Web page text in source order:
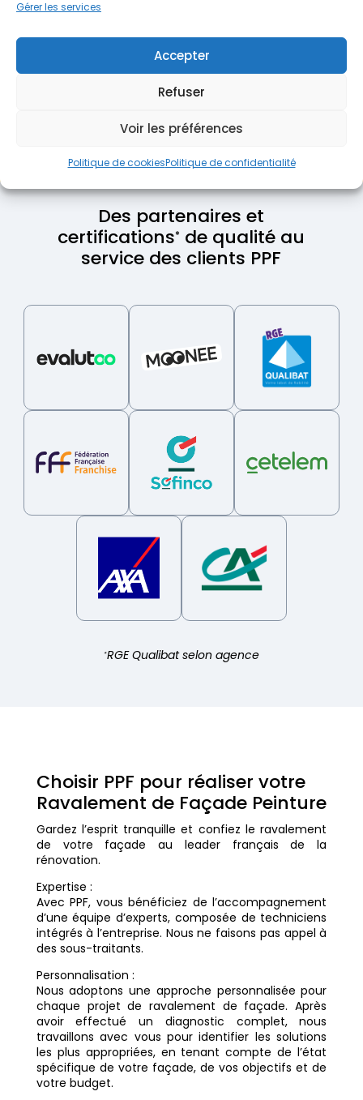
Gérer les services
Accepter
Refuser
Voir les préférences
Politique de cookiesPolitique de confidentialité
discuter des possibilités de financement !
Trouver l'aide qui vous correspond
Des partenaires et
certifications* de qualité au
service des clients PPF
*RGE Qualibat selon agence
Choisir PPF pour réaliser votre
Ravalement de Façade Peinture
Gardez l’esprit tranquille et confiez le ravalement
de votre façade au leader français de la
rénovation.
Expertise :
Avec PPF, vous bénéficiez de l’accompagnement
d’une équipe d’experts, composée de techniciens
intégrés à l’entreprise. Nous ne faisons pas appel à
des sous-traitants.
Personnalisation :
Nous adoptons une approche personnalisée pour
chaque projet de ravalement de façade. Après
avoir effectué un diagnostic complet, nous
travaillons avec vous pour identifier les solutions
les plus appropriées, en tenant compte de l’état
spécifique de votre façade, de vos objectifs et de
votre budget.